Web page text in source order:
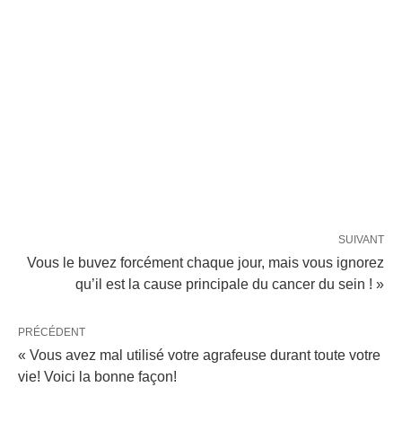
SUIVANT
Vous le buvez forcément chaque jour, mais vous ignorez
qu’il est la cause principale du cancer du sein ! »
PRÉCÉDENT
« Vous avez mal utilisé votre agrafeuse durant toute votre
vie! Voici la bonne façon!